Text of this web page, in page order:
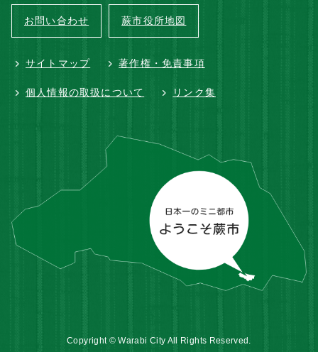
お問い合わせ 蕨市役所地図
サイトマップ 著作権・免責事項
個人情報の取扱について リンク集
Copyright © Warabi City All Rights Reserved.